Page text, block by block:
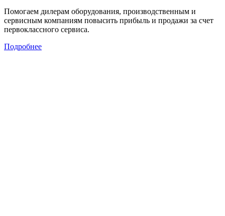
Помогаем дилерам оборудования, производственным и
сервисным компаниям повысить прибыль и продажи за счет
первоклассного сервиса.
Подробнее